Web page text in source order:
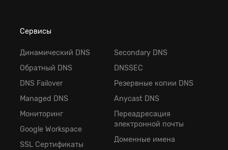
Сервисы
Динамический DNS
Обратный DNS
DNS Failover
Managed DNS
Мониторинг
Google Workspace
SSL Сертификаты
Secondary DNS
DNSSEC
Резервные копии DNS
Anycast DNS
Переадресация
электронной почты
Доменные имена